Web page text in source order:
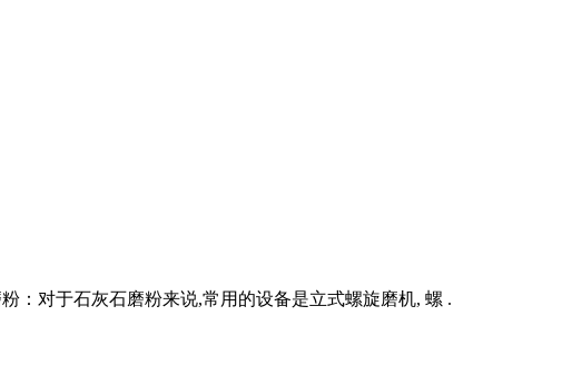
：对于石灰石磨粉来说,常用的设备是立式螺旋磨机, 螺 .